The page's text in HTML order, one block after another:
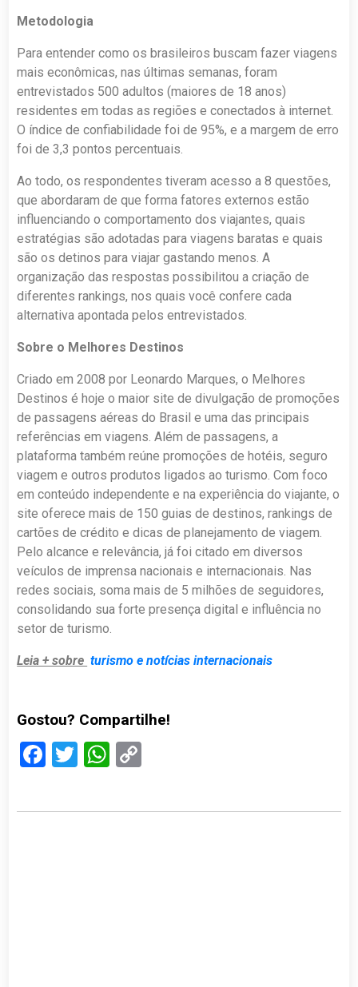
Metodologia
Para entender como os brasileiros buscam fazer viagens
mais econômicas, nas últimas semanas, foram
entrevistados 500 adultos (maiores de 18 anos)
residentes em todas as regiões e conectados à internet.
O índice de confiabilidade foi de 95%, e a margem de erro
foi de 3,3 pontos percentuais.
Ao todo, os respondentes tiveram acesso a 8 questões,
que abordaram de que forma fatores externos estão
influenciando o comportamento dos viajantes, quais
estratégias são adotadas para viagens baratas e quais
são os detinos para viajar gastando menos. A
organização das respostas possibilitou a criação de
diferentes rankings, nos quais você confere cada
alternativa apontada pelos entrevistados.
Sobre o Melhores Destinos
Criado em 2008 por Leonardo Marques, o Melhores
Destinos é hoje o maior site de divulgação de promoções
de passagens aéreas do Brasil e uma das principais
referências em viagens. Além de passagens, a
plataforma também reúne promoções de hotéis, seguro
viagem e outros produtos ligados ao turismo. Com foco
em conteúdo independente e na experiência do viajante, o
site oferece mais de 150 guias de destinos, rankings de
cartões de crédito e dicas de planejamento de viagem.
Pelo alcance e relevância, já foi citado em diversos
veículos de imprensa nacionais e internacionais. Nas
redes sociais, soma mais de 5 milhões de seguidores,
consolidando sua forte presença digital e influência no
setor de turismo.
Leia + sobre turismo e notícias internacionais
Gostou? Compartilhe!
Facebook
TwitterWhatsApp